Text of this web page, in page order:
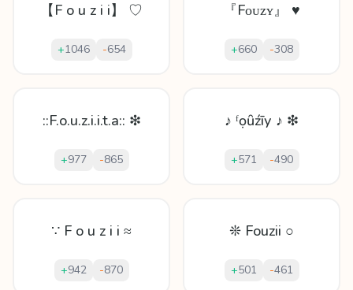
【F o u z i i】 ♡
+1046 -654
『Fᴏᴜᴢʏ』 ♥
+660 -308
::F.o.u.z.i.i.t.a:: ❇
+977 -865
♪ ᶠọȗźīу ♪ ❇
+571 -490
∵ F o u z i i ≈
+942 -870
❊ Fouzii ○
+501 -461